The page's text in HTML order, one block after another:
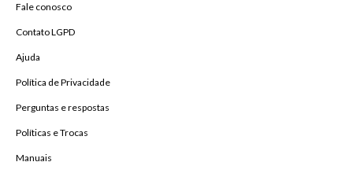
Fale conosco
Contato LGPD
Ajuda
Política de Privacidade
Perguntas e respostas
Políticas e Trocas
Manuais